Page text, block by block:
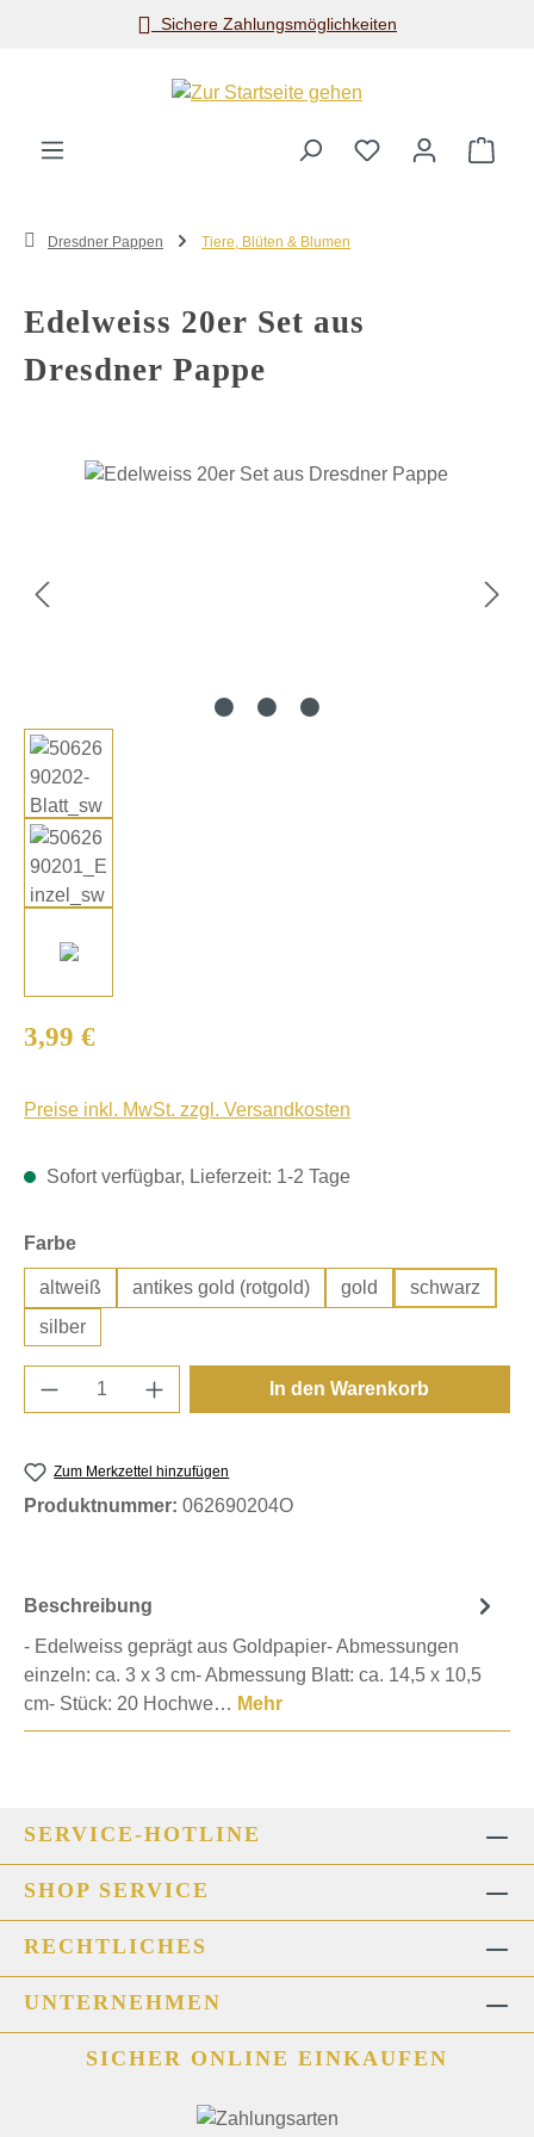
Zum Hauptinhalt springenSichere Zahlungsmöglichkeiten
Dresdner Pappen Tiere, Blüten & Blumen
Edelweiss 20er Set aus
Dresdner Pappe
Bildergalerie überspringen
Regulärer Preis:
3,99 €
Preise inkl. MwSt. zzgl. Versandkosten
Sofort verfügbar, Lieferzeit: 1-2 Tage
Farbeauswählen
altweiß antikes gold (rotgold) gold
schwarz
silber
Produkt Anzahl: Gib den gewünschten
In den Warenkorb
Zum Merkzettel hinzufügen
Produktnummer: 062690204O
Beschreibung
- Edelweiss geprägt aus Goldpapier- Abmessungen
einzeln: ca. 3 x 3 cm- Abmessung Blatt: ca. 14,5 x 10,5
cm- Stück: 20 Hochwe… Mehr
SERVICE-HOTLINE
SHOP SERVICE
RECHTLICHES
UNTERNEHMEN
SICHER ONLINE EINKAUFEN